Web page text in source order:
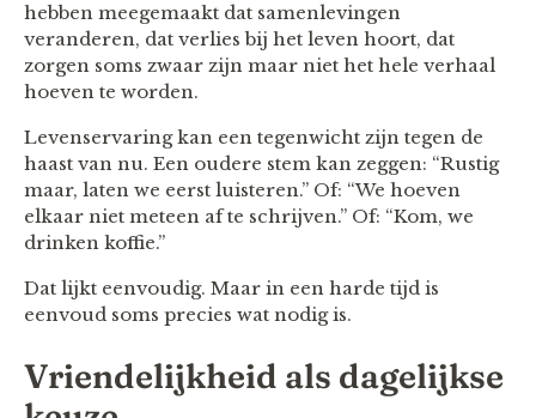
hebben meegemaakt dat samenlevingen
veranderen, dat verlies bij het leven hoort, dat
zorgen soms zwaar zijn maar niet het hele verhaal
hoeven te worden.
Levenservaring kan een tegenwicht zijn tegen de
haast van nu. Een oudere stem kan zeggen: “Rustig
maar, laten we eerst luisteren.” Of: “We hoeven
elkaar niet meteen af te schrijven.” Of: “Kom, we
drinken koffie.”
Dat lijkt eenvoudig. Maar in een harde tijd is
eenvoud soms precies wat nodig is.
Vriendelijkheid als dagelijkse